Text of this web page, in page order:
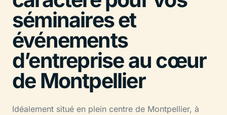
séminaires et
événements
d’entreprise au cœur
de Montpellier
Idéalement situé en plein centre de Montpellier, à